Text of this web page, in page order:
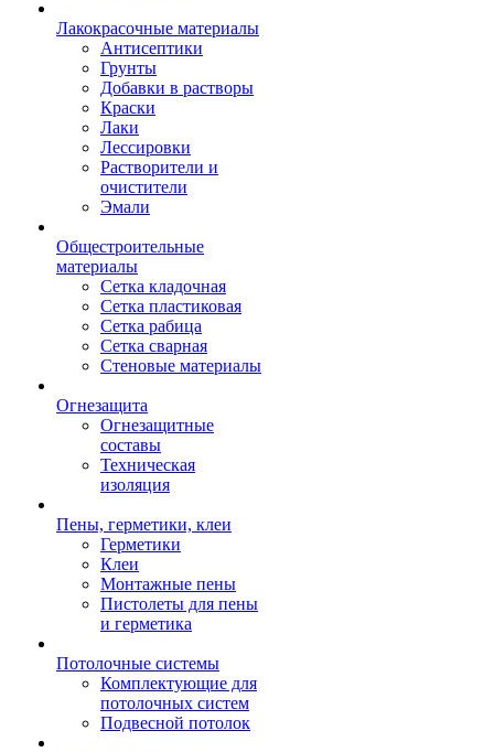
Лакокрасочные материалы
Антисептики
Грунты
Добавки в растворы
Краски
Лаки
Лессировки
Растворители и
очистители
Эмали
Общестроительные
материалы
Сетка кладочная
Сетка пластиковая
Сетка рабица
Сетка сварная
Стеновые материалы
Огнезащита
Огнезащитные
составы
Техническая
изоляция
Пены, герметики, клеи
Герметики
Клеи
Монтажные пены
Пистолеты для пены
и герметика
Потолочные системы
Комплектующие для
потолочных систем
Подвесной потолок